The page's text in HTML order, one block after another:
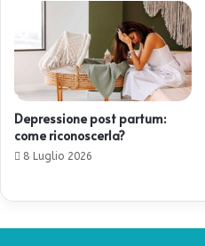
Depressione post partum:
come riconoscerla?
8 Luglio 2026